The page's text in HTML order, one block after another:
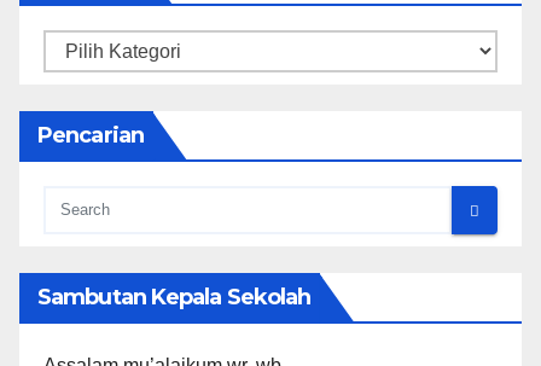
Kategori
Pencarian
Sambutan Kepala Sekolah